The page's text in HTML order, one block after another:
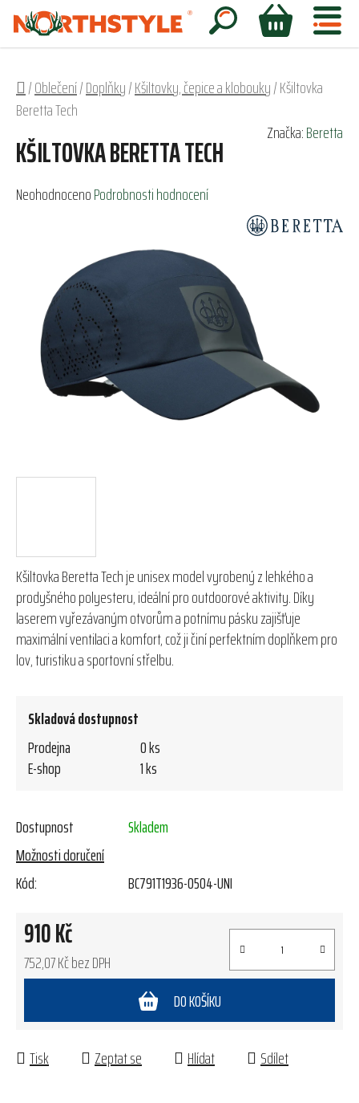
Přejít
obsah
Hledat
NÁKUPNÍ
Domů
/Oblečení/Doplňky/Kšiltovky, čepice a klobouky/Kšiltovka
Beretta Tech
Kšiltovka Beretta Tech je unisex model vyrobený z lehkého a
prodyšného polyesteru, ideální pro outdoorové aktivity. Díky
laserem vyřezávaným otvorům a potnímu pásku zajišťuje
maximální ventilaci a komfort, což ji činí perfektním doplňkem pro
lov, turistiku a sportovní střelbu.
Skladová dostupnost
Prodejna
0 ks
E-shop
1 ks
Dostupnost
Skladem
Možnosti doručení
Kód:
BC791T1936-0504-UNI
910 Kč
752,07 Kč bez DPH
DO KOŠÍKU
Tisk Zeptat se Hlídat Sdílet
KŠILTOVKA BERETTA TECH
Průměrné
hvězdiček.
NeohodnocenoPodrobnosti hodnocení
Značka:Beretta